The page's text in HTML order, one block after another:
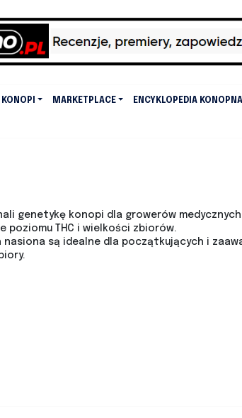
MARKETPLACE ENCYKLOPEDIA KONOPNA
genetykę konopi dla growerów
poziomu THC i wielkości zbiorów.
nasiona są idealne dla początkujących i